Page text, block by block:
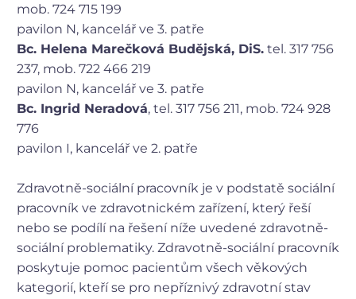
mob. 724 715 199
pavilon N, kancelář ve 3. patře
Bc. Helena Marečková Budějská, DiS. tel. 317 756
237, mob. 722 466 219
pavilon N, kancelář ve 3. patře
Bc. Ingrid Neradová, tel. 317 756 211, mob. 724 928
776
pavilon I, kancelář ve 2. patře
Zdravotně-sociální pracovník je v podstatě sociální
pracovník ve zdravotnickém zařízení, který řeší
nebo se podílí na řešení níže uvedené zdravotně-
sociální problematiky. Zdravotně-sociální pracovník
poskytuje pomoc pacientům všech věkových
kategorií, kteří se pro nepříznivý zdravotní stav